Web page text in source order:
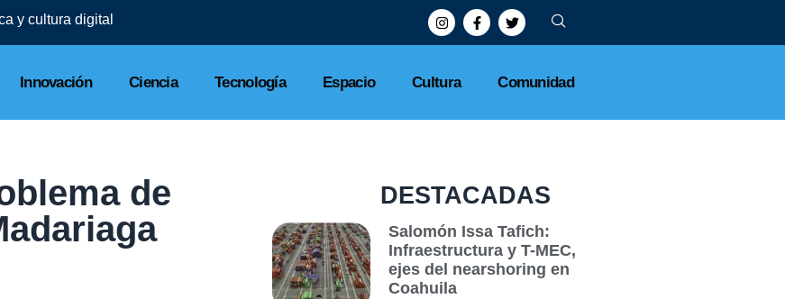
y cultura digital
Innovación Ciencia Tecnología Espacio Cultura Comunidad
de
DESTACADAS
Salomón Issa Tafich:
Infraestructura y T-MEC,
ejes del nearshoring en
Coahuila